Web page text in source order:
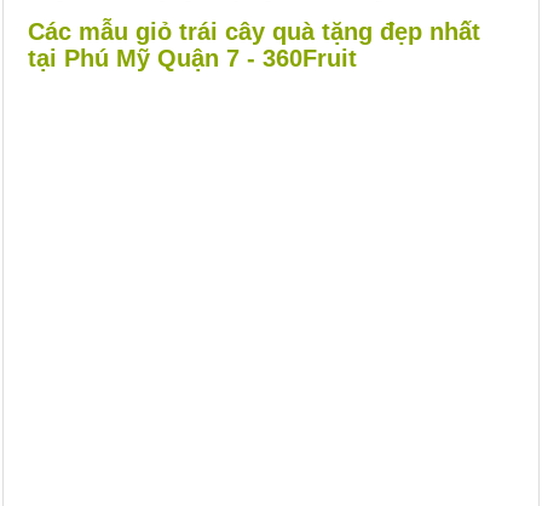
Các mẫu giỏ trái cây quà tặng đẹp nhất
tại Phú Mỹ Quận 7 - 360Fruit